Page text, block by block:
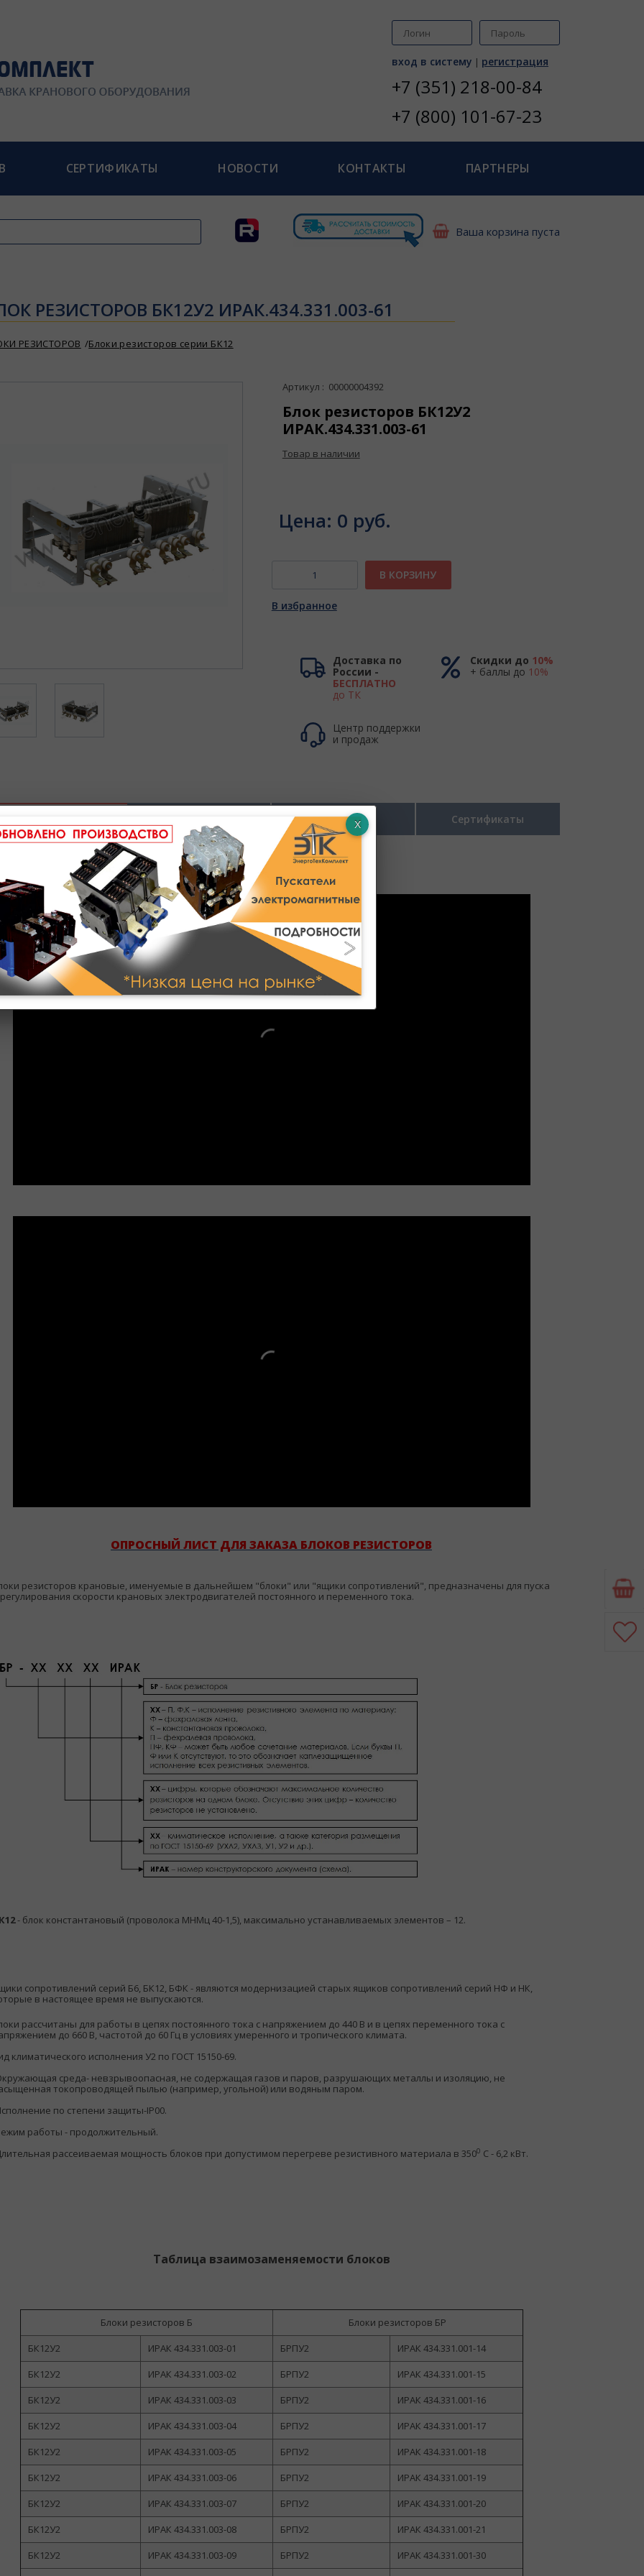
вход в систему | регистрация
+7 (351) 218-00-84
+7 (800) 101-67-23
СЕРТИФИКАТЫ НОВОСТИ КОНТАКТЫ ПАРТНЕРЫ
Ваша корзина пуста
РЕЗИСТОРОВ БК12У2 ИРАК.434.331.003-61
РЕЗИСТОРОВ Блоки резисторов серии БК12
Артикул : 00000004392
Блок резисторов БК12У2
ИРАК.434.331.003-61
Товар в наличии
Цена: 0 руб.
В КОРЗИНУ
В избранное
Доставка по
России -
БЕСПЛАТНО
до ТК
Скидки до 10%
+ баллы до 10%
Центр поддержки
и продаж
Размеры Сертификаты
ОПРОСНЫЙ ЛИСТ ДЛЯ ЗАКАЗА БЛОКОВ РЕЗИСТОРОВ
резисторов крановые, именуемые в дальнейшем "блоки" или "ящики сопротивлений", предназначены для пуска
скорости крановых электродвигателей постоянного и переменного тока.
- блок константановый (проволока МНМц 40-1,5), максимально устанавливаемых элементов – 12.
сопротивлений серий Б6, БК12, БФК - являются модернизацией старых ящиков сопротивлений серий НФ и НК,
в настоящее время не выпускаются.
рассчитаны для работы в цепях постоянного тока с напряжением до 440 В и в цепях переменного тока с
до 660 В, частотой до 60 Гц в условиях умеренного и тропического климата.
климатического исполнения У2 по ГОСТ 15150-69.
среда- невзрывоопасная, не содержащая газов и паров, разрушающих металлы и изоляцию, не
токопроводящей пылью (например, угольной) или водяным паром.
по степени защиты-IP00.
работы - продолжительный.
рассеиваемая мощность блоков при допустимом перегреве резистивного материала в 3500 С - 6,2 кВт.
Таблица взаимозаменяемости блоков
Блоки резисторов Б
Блоки резисторов БР
БК12У2
ИРАК 434.331.003-01 БРПУ2
ИРАК 434.331.001-14
БК12У2
ИРАК 434.331.003-02 БРПУ2
ИРАК 434.331.001-15
БК12У2
ИРАК 434.331.003-03 БРПУ2
ИРАК 434.331.001-16
БК12У2
ИРАК 434.331.003-04 БРПУ2
ИРАК 434.331.001-17
БК12У2
ИРАК 434.331.003-05 БРПУ2
ИРАК 434.331.001-18
БК12У2
ИРАК 434.331.003-06 БРПУ2
ИРАК 434.331.001-19
БК12У2
ИРАК 434.331.003-07 БРПУ2
ИРАК 434.331.001-20
БК12У2
ИРАК 434.331.003-08 БРПУ2
ИРАК 434.331.001-21
БК12У2
ИРАК 434.331.003-09 БРПУ2
ИРАК 434.331.001-30